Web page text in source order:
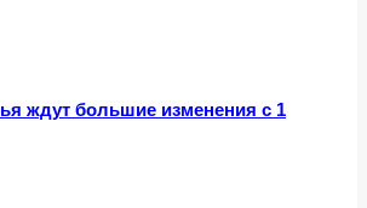
ждут большие изменения с 1